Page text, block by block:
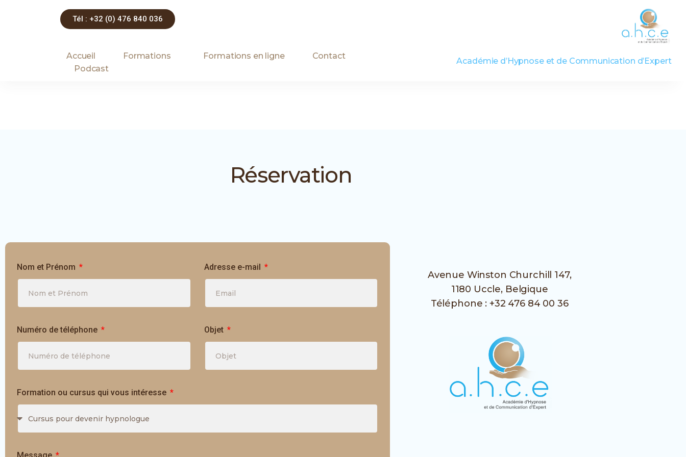
Tél : +32 (0) 476 840 036
Accueil Formations Formations en ligne
Contact
Podcast
Académie d’Hypnose et de Communication d’Expert
Réservation
Nom et Prénom Adresse e-mail
Numéro de téléphone Objet
Formation ou cursus qui vous intéresse
Avenue Winston Churchill 147,
1180 Uccle, Belgique
Téléphone : +32 476 84 00 36